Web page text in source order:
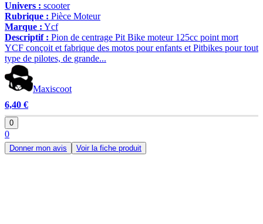
Univers : scooter
Rubrique : Pièce Moteur
Marque : Ycf
Descriptif : Pion de centrage Pit Bike moteur 125cc point mort
YCF conçoit et fabrique des motos pour enfants et Pitbikes pour tout
type de pilotes, de grande...
Maxiscoot
6,40 €
0
0
Donner mon avis Voir la fiche produit